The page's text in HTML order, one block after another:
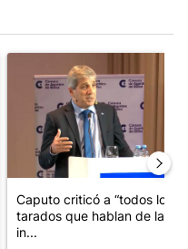
"Las reservas del Banco
Caputo criticó a “todos los
tarados que hablan de la
in...